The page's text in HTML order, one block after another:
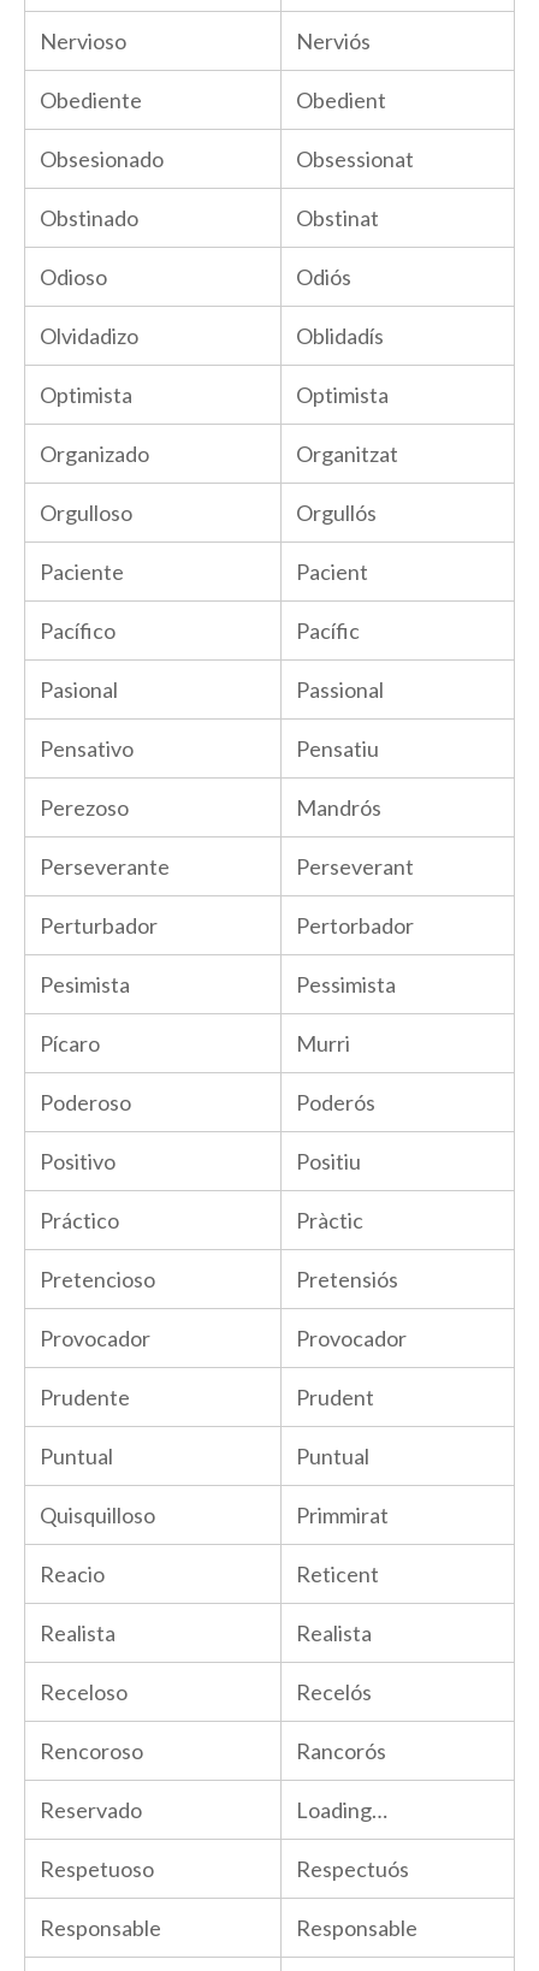
Nervioso Nerviós
Obediente Obedient
Obsesionado Obsessionat
Obstinado Obstinat
Odioso Odiós
Olvidadizo Oblidadís
Optimista Optimista
Organizado Organitzat
Orgulloso Orgullós
Paciente Pacient
Pacífico Pacífic
Pasional Passional
Pensativo Pensatiu
Perezoso Mandrós
Perseverante Perseverant
Perturbador Pertorbador
Pesimista Pessimista
Pícaro Murri
Poderoso Poderós
Positivo Positiu
Práctico Pràctic
Pretencioso Pretensiós
Provocador Provocador
Prudente Prudent
Puntual Puntual
Quisquilloso Primmirat
Reacio Reticent
Realista Realista
Receloso Recelós
Rencoroso Rancorós
Reservado Loading…
Respetuoso Respectuós
Responsable Responsable